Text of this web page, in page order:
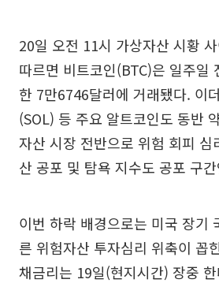
20일 오전 11시 가상자산 시황
따르면 비트코인(BTC)은 일주일
한 7만6746달러에 거래됐다. 이
(SOL) 등 주요 알트코인도 동반
자산 시장 전반으로 위험 회피 심
산 공포 및 탐욕 지수도 공포 구
이번 하락 배경으로는 미국 장기
른 위험자산 투자심리 위축이 꼽
채금리는 19일(현지시간) 장중